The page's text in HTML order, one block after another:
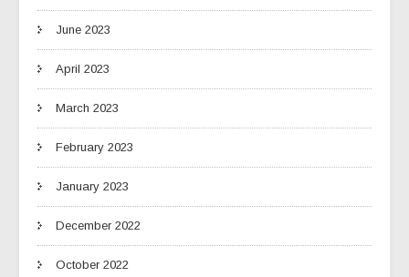
June 2023
April 2023
March 2023
February 2023
January 2023
December 2022
October 2022